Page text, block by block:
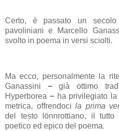
Certo, è passato un
pavoliniani e Marcello
svolto in poema in versi sciolti.
Ma ecco, personalmente la
Ganassini −già ottimo
Hyperborea −ha privilegiato la
metrica, offrendocila prima
del testo lönnrottiano, il
poetico ed epico del poema.